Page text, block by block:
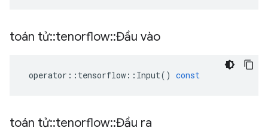
toán tử::tenorflow::Đầu vào
operator :: tensorflow :: Input() const
toán tử::tenorflow::Đầu ra